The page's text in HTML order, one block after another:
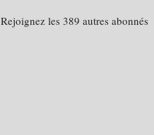
Rejoignez les 389 autres abonnés